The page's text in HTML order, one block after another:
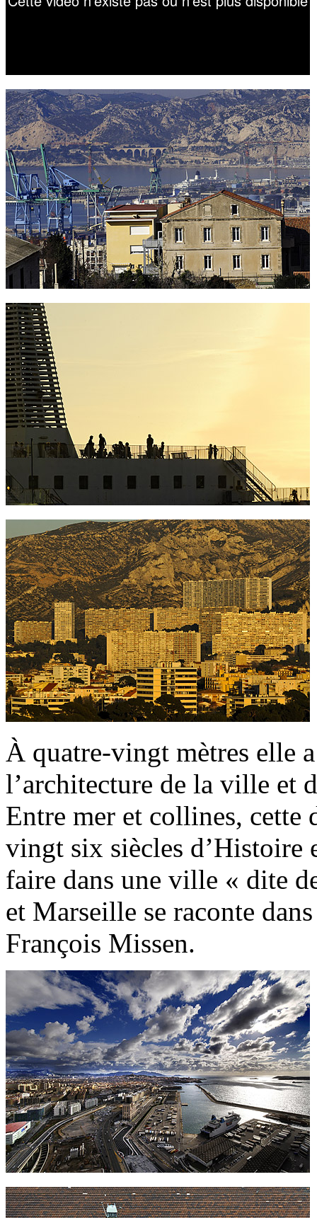
À quatre-vingt mètres elle
l’architecture de la ville et
Entre mer et collines, cette
vingt six siècles d’Histoire
faire dans une ville « dite
et Marseille se raconte
François Missen.